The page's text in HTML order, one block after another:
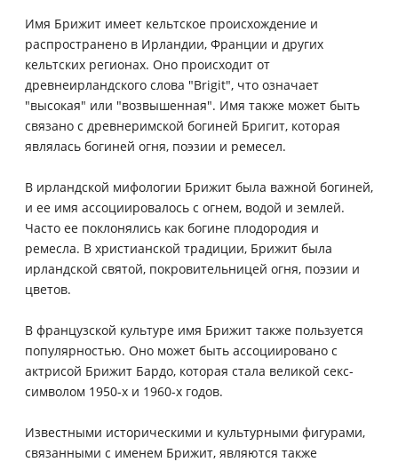
Имя Брижит имеет кельтское происхождение и
распространено в Ирландии, Франции и других
кельтских регионах. Оно происходит от
древнеирландского слова "Brigit", что означает
"высокая" или "возвышенная". Имя также может быть
связано с древнеримской богиней Бригит, которая
являлась богиней огня, поэзии и ремесел.
В ирландской мифологии Брижит была важной богиней,
и ее имя ассоциировалось с огнем, водой и землей.
Часто ее поклонялись как богине плодородия и
ремесла. В христианской традиции, Брижит была
ирландской святой, покровительницей огня, поэзии и
цветов.
В французской культуре имя Брижит также пользуется
популярностью. Оно может быть ассоциировано с
актрисой Брижит Бардо, которая стала великой секс-
символом 1950-х и 1960-х годов.
Известными историческими и культурными фигурами,
связанными с именем Брижит, являются также